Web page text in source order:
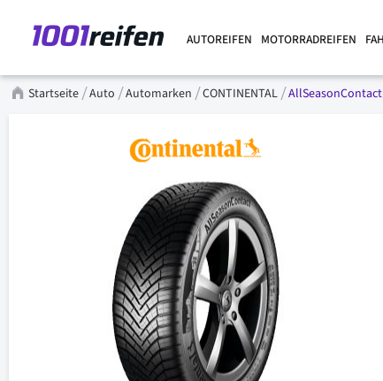
AUTOREIFEN MOTORRADREIFEN
Startseite Auto Automarken CONTINENTAL AllSeasonContact